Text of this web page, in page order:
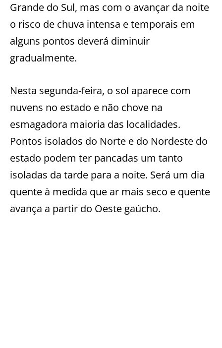
Grande do Sul, mas com o avançar da noite
o risco de chuva intensa e temporais em
alguns pontos deverá diminuir
gradualmente.
Nesta segunda-feira, o sol aparece com
nuvens no estado e não chove na
esmagadora maioria das localidades.
Pontos isolados do Norte e do Nordeste do
estado podem ter pancadas um tanto
isoladas da tarde para a noite. Será um dia
quente à medida que ar mais seco e quente
avança a partir do Oeste gaúcho.